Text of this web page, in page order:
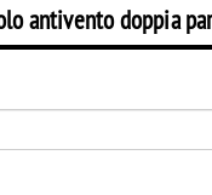
antivento doppia